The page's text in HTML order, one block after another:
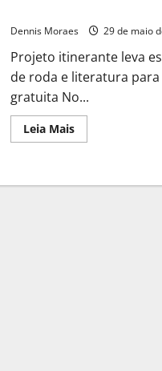
Dennis Moraes 29 de maio
Projeto itinerante leva
de roda e literatura
gratuita No...
Leia Mais